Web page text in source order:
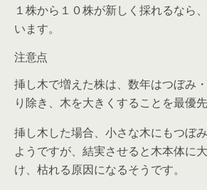
１株から１０株が新しく採れるなら
います。
注意点
挿し木で増えた株は、数年はつぼみ
り除き、木を大きくすることを最優先
挿し木した場合、小さな木にもつぼ
ようですが、結実させると木本体に
け、枯れる原因になるそうです。